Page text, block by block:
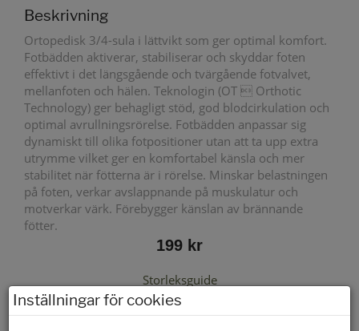
Beskrivning
Ortopedisk 3/4-sula i lättvikt som ger optimal komfort.
Fotbädden aktiverar, stabiliserar och skyddar foten
effektivt i det längsgående och tvärgående fotvalvet,
mellanfoten och hälen. Teknologin (OT  Orthotic
Technology) ger behagligt stöd, god blodcirkulation och
optimal avrullningsrörelse. Fotbädden anpassar sig
dynamiskt till olika fotpositioner utan att ta upp extra
utrymme vilket ger en komfortabel känsla och mer
stabilitet när fötterna är i rörelse. Minskar belastningen
på foten, verkar avslappnande på muskulatur och
motverkar värk. Förebygger känslan av brännande
fötter.
199 kr
Storleksguide
Inställningar för cookies